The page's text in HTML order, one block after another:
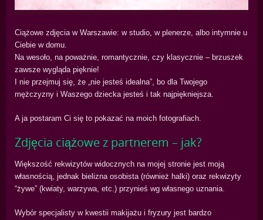
Ciążowe zdjęcia w Warszawie: w studio, w plenerze, albo intymnie u
Ciebie w domu.
Na wesoło, na poważnie, romantycznie, czy klasycznie – brzuszek
zawsze wygląda pięknie!
I nie przejmuj się, że „nie jesteś idealna”, bo dla Twojego
mężczyzny i Waszego dziecka jesteś i tak najpiękniejsza.
A ja postaram Ci się to pokazać na moich fotografiach.
Zdjęcia ciążowe z partnerem – jak?
Większość rekwizytów widocznych na mojej stronie jest moją
własnością, jednak bielizna osobista (również halki) oraz rekwizyty
“żywe” (kwiaty, warzywa, etc.) przynieś wg własnego uznania.
Wybór specjalisty w kwestii makijażu i fryzury jest bardzo